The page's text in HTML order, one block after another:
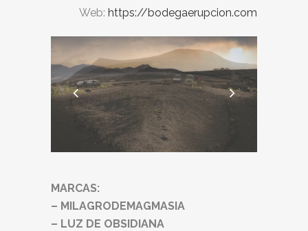
Web: https://bodegaerupcion.com
MARCAS:
– MILAGRODEMAGMASIA
– LUZ DE OBSIDIANA